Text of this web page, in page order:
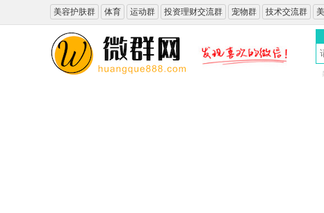
美容护肤群 体育 运动群 投资理财交流群 宠物群 技术交流群